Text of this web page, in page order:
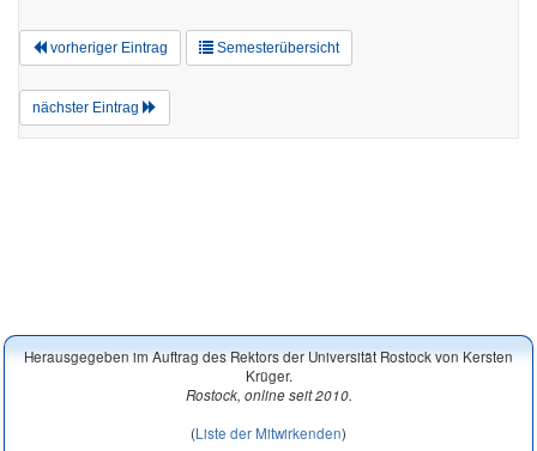
vorheriger Eintrag Semesterübersicht
nächster Eintrag
Herausgegeben im Auftrag des Rektors der Universität Rostock von Kersten
Krüger.
Rostock, online seit 2010.
(Liste der Mitwirkenden)